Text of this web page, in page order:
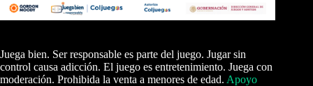
Juega bien. Ser responsable es parte del juego. Jugar sin
control causa adicción. El juego es entretenimiento. Juega con
moderación. Prohibida la venta a menores de edad. Apoyo